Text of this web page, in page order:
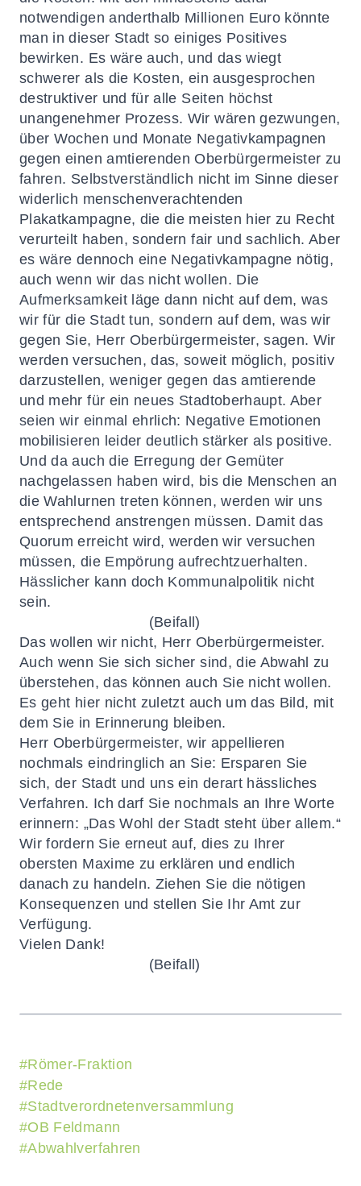
notwendigen anderthalb Millionen Euro könnte
man in dieser Stadt so einiges Positives
bewirken. Es wäre auch, und das wiegt
schwerer als die Kosten, ein ausgesprochen
destruktiver und für alle Seiten höchst
unangenehmer Prozess. Wir wären gezwungen,
über Wochen und Monate Negativkampagnen
gegen einen amtierenden Oberbürgermeister zu
fahren. Selbstverständlich nicht im Sinne dieser
widerlich menschenverachtenden
Plakatkampagne, die die meisten hier zu Recht
verurteilt haben, sondern fair und sachlich. Aber
es wäre dennoch eine Negativkampagne nötig,
auch wenn wir das nicht wollen. Die
Aufmerksamkeit läge dann nicht auf dem, was
wir für die Stadt tun, sondern auf dem, was wir
gegen Sie, Herr Oberbürgermeister, sagen. Wir
werden versuchen, das, soweit möglich, positiv
darzustellen, weniger gegen das amtierende
und mehr für ein neues Stadtoberhaupt. Aber
seien wir einmal ehrlich: Negative Emotionen
mobilisieren leider deutlich stärker als positive.
Und da auch die Erregung der Gemüter
nachgelassen haben wird, bis die Menschen an
die Wahlurnen treten können, werden wir uns
entsprechend anstrengen müssen. Damit das
Quorum erreicht wird, werden wir versuchen
müssen, die Empörung aufrechtzuerhalten.
Hässlicher kann doch Kommunalpolitik nicht
sein.
(Beifall)
Das wollen wir nicht, Herr Oberbürgermeister.
Auch wenn Sie sich sicher sind, die Abwahl zu
überstehen, das können auch Sie nicht wollen.
Es geht hier nicht zuletzt auch um das Bild, mit
dem Sie in Erinnerung bleiben.
Herr Oberbürgermeister, wir appellieren
nochmals eindringlich an Sie: Ersparen Sie
sich, der Stadt und uns ein derart hässliches
Verfahren. Ich darf Sie nochmals an Ihre Worte
erinnern: „Das Wohl der Stadt steht über allem.“
Wir fordern Sie erneut auf, dies zu Ihrer
obersten Maxime zu erklären und endlich
danach zu handeln. Ziehen Sie die nötigen
Konsequenzen und stellen Sie Ihr Amt zur
Verfügung.
Vielen Dank!
(Beifall)
#Römer-Fraktion
#Rede
#Stadtverordnetenversammlung
#OB Feldmann
#Abwahlverfahren